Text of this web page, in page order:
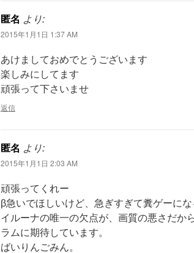
匿名 より:
2015年1月1日 1:37 AM
あけましておめでとうございます
楽しみにしてます
頑張って下さいませ
返信
匿名 より:
2015年1月1日 2:03 AM
頑張ってくれー
β急いでほしいけど、急ぎすぎて糞ゲーにな
イルーナの唯一の欠点が、画質の悪さだか
ラムに期待しています。
ばいりんごみん。